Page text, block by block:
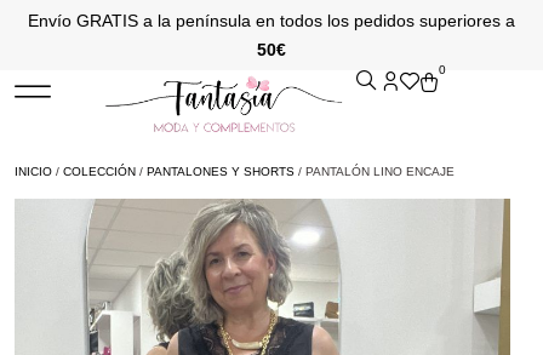
Envío GRATIS a la península en todos los pedidos superiores a
50€
0
INICIO / COLECCIÓN / PANTALONES Y SHORTS / PANTALÓN LINO ENCAJE